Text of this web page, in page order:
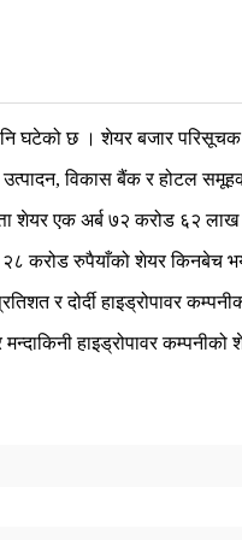
घटेको छ । शेयर बजार
विकास बैंक र होटल
शेयर एक अर्ब ७२ करोड ६२ लाख
२८ करोड रुपैयाँको शेयर किनबेच
र दोर्दी हाइड्रोपावर
हाइड्रोपावर